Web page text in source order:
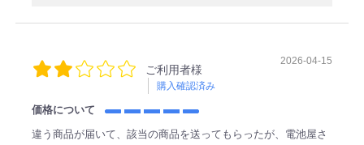
ご利用者様
購入確認済み
2026-04-15
価格について
違う商品が届いて、該当の商品を送ってもらったが、電池屋さ